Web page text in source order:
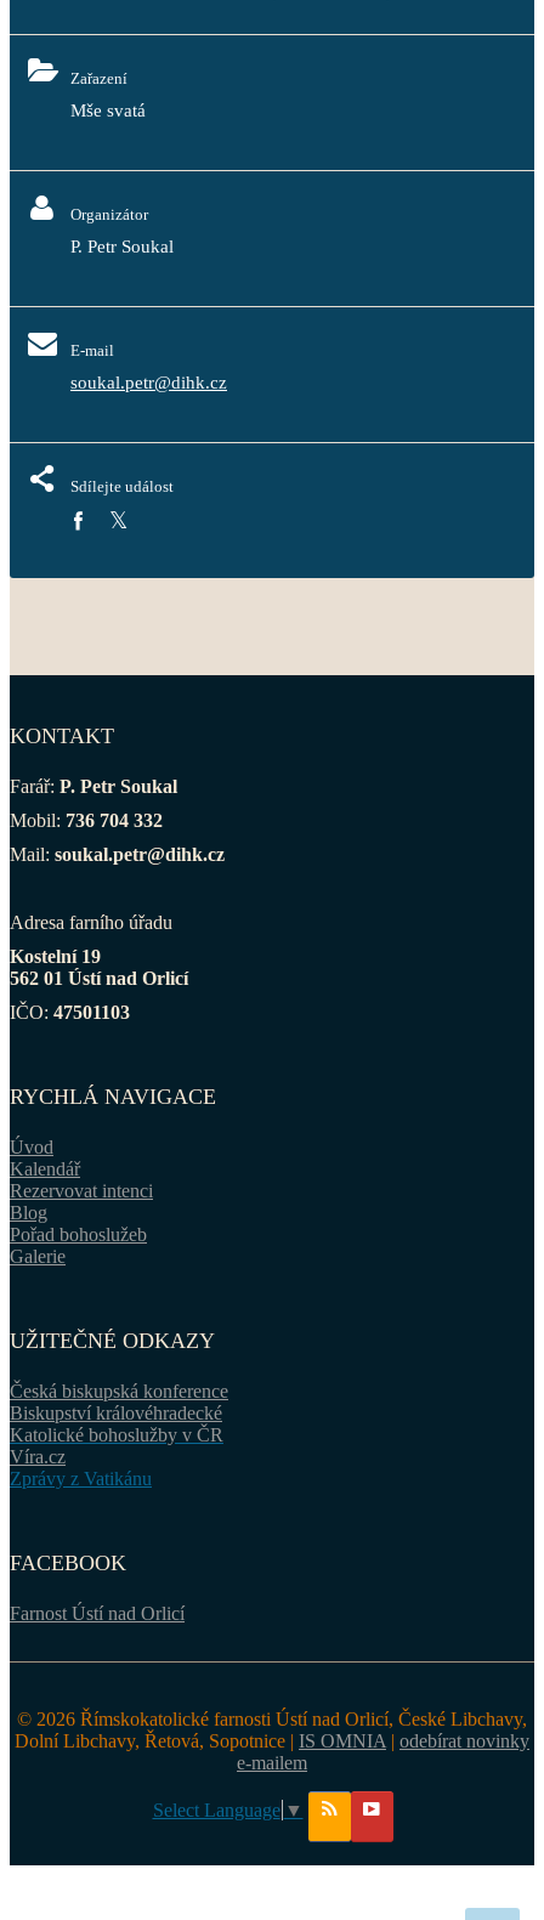
Zařazení
Mše svatá
Organizátor
P. Petr Soukal
E-mail
soukal.petr@dihk.cz
Sdílejte událost
KONTAKT
Farář: P. Petr Soukal
Mobil: 736 704 332
Mail: soukal.petr@dihk.cz
Adresa farního úřadu
Kostelní 19
562 01 Ústí nad Orlicí
IČO: 47501103
RYCHLÁ NAVIGACE
Úvod
Kalendář
Rezervovat intenci
Blog
Pořad bohoslužeb
Galerie
UŽITEČNÉ ODKAZY
Česká biskupská konference
Biskupství královéhradecké
Katolické bohoslužby v ČR
Víra.cz
Zprávy z Vatikánu
FACEBOOK
Farnost Ústí nad Orlicí
© 2026 Římskokatolické farnosti Ústí nad Orlicí, České Libchavy,
Dolní Libchavy, Řetová, Sopotnice | IS OMNIA | odebírat novinky
e-mailem
Select Language ▼